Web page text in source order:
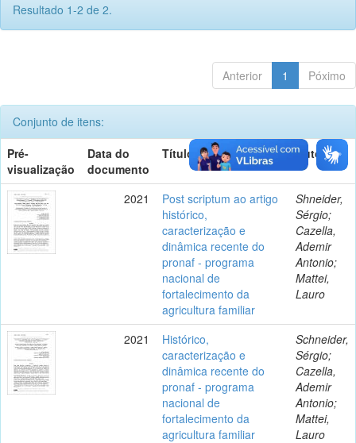
Resultado 1-2 de 2.
Anterior 1 Póximo
Conjunto de itens:
Pré-
visualização
Data do
documento
Título Autor(es)
2021
Post scriptum ao artigo
histórico,
caracterização e
dinâmica recente do
pronaf - programa
nacional de
fortalecimento da
agricultura familiar
Shneider,
Sérgio;
Cazella,
Ademir
Antonio;
Mattei,
Lauro
2021
Histórico,
caracterização e
dinâmica recente do
pronaf - programa
nacional de
fortalecimento da
agricultura familiar
Schneider,
Sérgio;
Cazella,
Ademir
Antonio;
Mattei,
Lauro